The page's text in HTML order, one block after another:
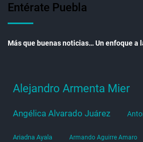
Entérate Puebla
Más que buenas noticias… Un enfoque a
Alejandro Armenta Mier
Angélica Alvarado Juárez
Ariadna Ayala Armando Aguirre Amaro